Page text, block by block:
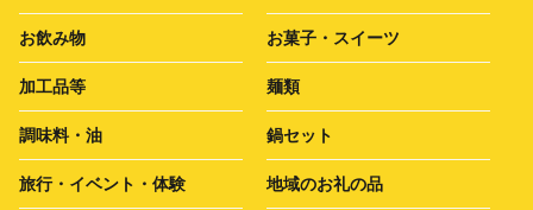
お飲み物 お菓子・スイーツ
加工品等 麺類
調味料・油 鍋セット
旅行・イベント・体験 地域のお礼の品